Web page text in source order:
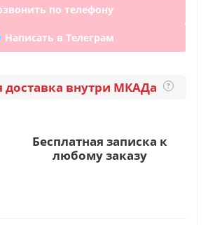
по телефону
Написать в Телеграм
доставка внутри МКАДа ?
Бесплатная записка к
любому заказу